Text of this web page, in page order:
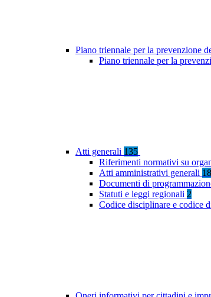
Piano triennale per la prevenzione
Piano triennale per la
Atti generali 135
Riferimenti normativi su
Atti amministrativi generali 18
Documenti di
Statuti e leggi regionali 2
Codice disciplinare e codice